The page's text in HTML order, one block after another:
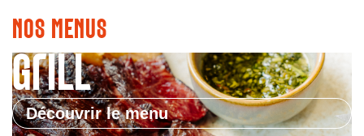
NOS MENUS
Grill
Découvrir le menu